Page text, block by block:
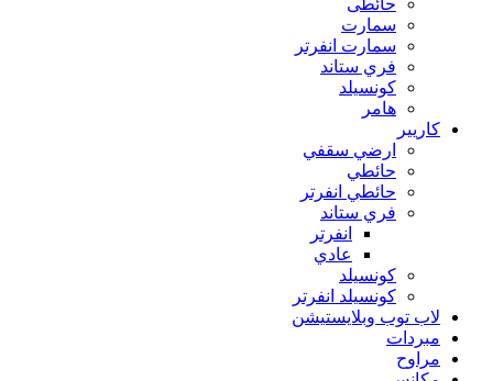
سمارت
سمارت انفرتر
فري ستاند
كونسيلد
هامر
كاريير
ارضي سقفي
حائطي
حائطي انفرتر
فري ستاند
انفرتر
عادي
كونسيلد
كونسيلد انفرتر
لاب توب وبلايستيشن
مبردات
مراوح